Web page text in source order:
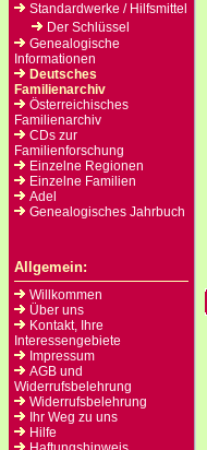
Standardwerke / Hilfsmittel
Der Schlüssel
Genealogische
Informationen
Deutsches
Familienarchiv
Österreichisches
Familienarchiv
CDs zur
Familienforschung
Einzelne Regionen
Einzelne Familien
Adel
Genealogisches Jahrbuch
Allgemein:
Willkommen
Über uns
Kontakt, Ihre
Interessengebiete
Impressum
AGB und
Widerrufsbelehrung
Widerrufsbelehrung
Ihr Weg zu uns
Hilfe